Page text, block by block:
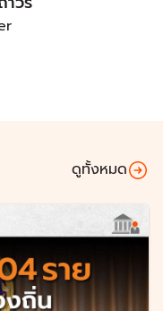
ดูทั้งหมด